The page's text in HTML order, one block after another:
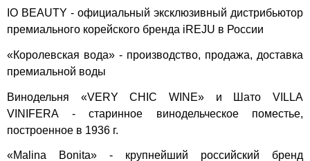
IO BEAUTY - официальный эксклюзивный дистрибьютор
премиального корейского бренда iREJU в России
«Королевская вода» - производство, продажа, доставка
премиальной воды
Винодельня «VERY CHIC WINE» и Шато VILLA
VINIFERA - старинное винодельческое поместье,
построенное в 1936 г.
«Malina Bonita» - крупнейший российский бренд